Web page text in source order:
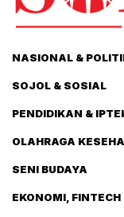
NASIONAL &
SOJOL & SOSIAL
PENDIDIKAN &
OLAHRAGA
SENI BUDAYA
EKONOMI,